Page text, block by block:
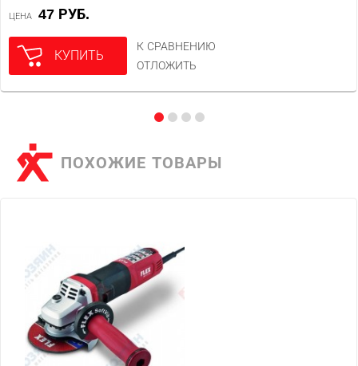
ЦЕНА 47 РУБ.
КУПИТЬ
К СРАВНЕНИЮ
ОТЛОЖИТЬ
ПОХОЖИЕ ТОВАРЫ